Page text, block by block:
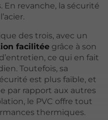
revanche, la sécurité
des trois, avec un
facilitée grâce à son
ce qui en fait
Toutefois, sa
est plus faible, et
par rapport aux autres
le PVC offre tout
thermiques.